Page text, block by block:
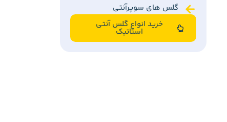
گلس های سوپرآنتی
خرید انواع گلس آنتی
استاتیک